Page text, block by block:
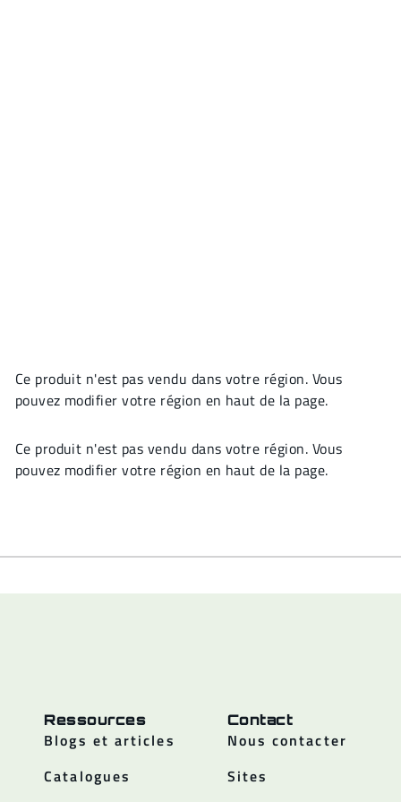
Ce produit n'est pas vendu dans votre région. Vous
pouvez modifier votre région en haut de la page.
Ce produit n'est pas vendu dans votre région. Vous
pouvez modifier votre région en haut de la page.
Ressources
Blogs et articles
Catalogues
Contact
Nous contacter
Sites